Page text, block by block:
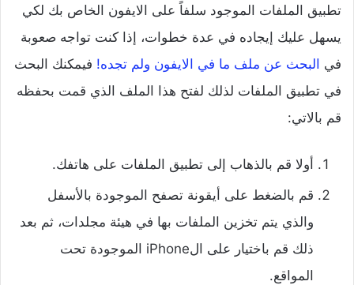
تطبيق الملفات الموجود سلفاً على الايفون الخاص بك لكي
يسهل عليك إيجاده في عدة خطوات، إذا كنت تواجه صعوبة
في البحث عن ملف ما في الايفون ولم تجده! فيمكنك البحث
في تطبيق الملفات لذلك لفتح هذا الملف الذي قمت بحفظه
قم بالاتي:
أولا قم بالذهاب إلى تطبيق الملفات على هاتفك.
قم بالضغط على أيقونة تصفح الموجودة بالأسفل
والذي يتم تخزين الملفات بها في هيئة مجلدات، ثم بعد
ذلك قم باختيار على الiPhone الموجودة تحت
المواقع.